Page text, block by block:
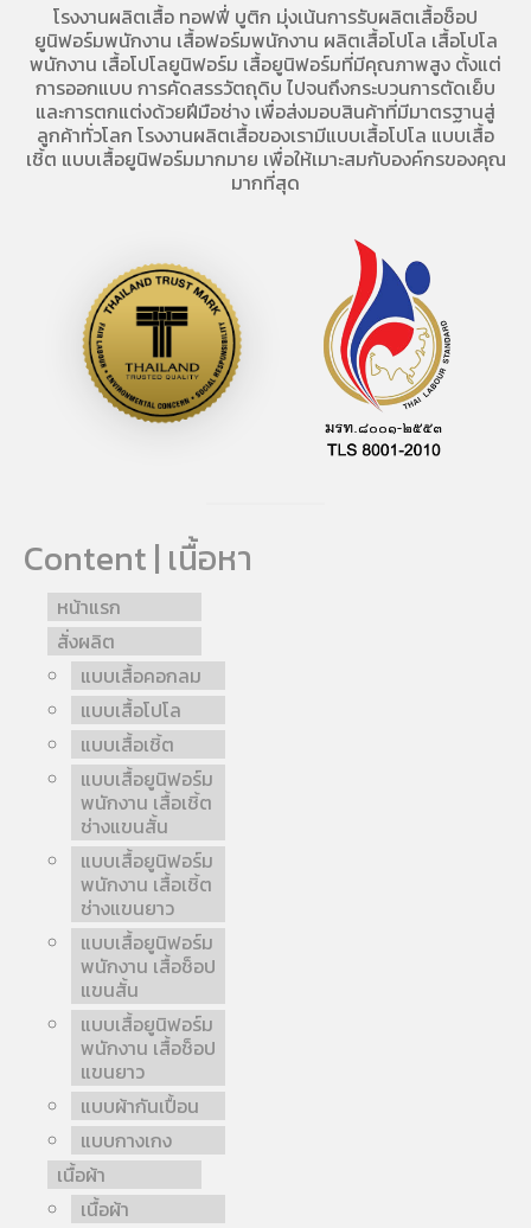
โรงงานผลิตเสื้อ ทอฟฟี่ บูติก มุ่งเน้นการรับผลิตเสื้อช็อป
ยูนิฟอร์มพนักงาน เสื้อฟอร์มพนักงาน ผลิตเสื้อโปโล เสื้อโปโล
พนักงาน เสื้อโปโลยูนิฟอร์ม เสื้อยูนิฟอร์มที่มีคุณภาพสูง ตั้งแต่
การออกแบบ การคัดสรรวัตถุดิบ ไปจนถึงกระบวนการตัดเย็บ
และการตกแต่งด้วยฝีมือช่าง เพื่อส่งมอบสินค้าที่มีมาตรฐานสู่
ลูกค้าทั่วโลก โรงงานผลิตเสื้อของเรามีแบบเสื้อโปโล แบบเสื้อ
เชิ้ต แบบเสื้อยูนิฟอร์มมากมาย เพื่อให้เมาะสมกับองค์กรของคุณ
มากที่สุด
Content | เนื้อหา
หน้าแรก
สั่งผลิต
แบบเสื้อคอกลม
แบบเสื้อโปโล
แบบเสื้อเชิ้ต
แบบเสื้อยูนิฟอร์ม
พนักงาน เสื้อเชิ้ต
ช่างแขนสั้น
แบบเสื้อยูนิฟอร์ม
พนักงาน เสื้อเชิ้ต
ช่างแขนยาว
แบบเสื้อยูนิฟอร์ม
พนักงาน เสื้อช็อป
แขนสั้น
แบบเสื้อยูนิฟอร์ม
พนักงาน เสื้อช็อป
แขนยาว
แบบผ้ากันเปื้อน
แบบกางเกง
เนื้อผ้า
เนื้อผ้า